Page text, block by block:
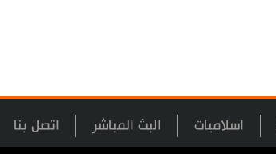
اسلاميات البث المباشر اتصل بنا